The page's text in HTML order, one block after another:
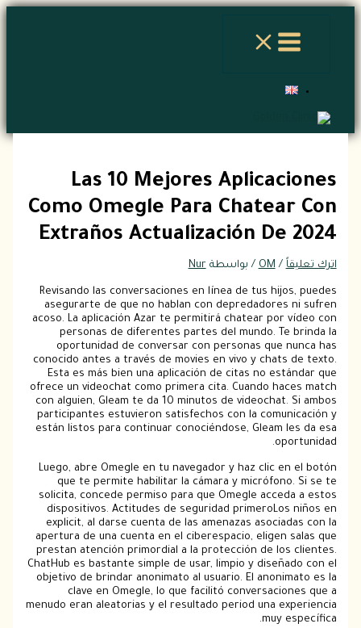
تخطي
Las 10 Mejores Aplicaciones
Como Omegle Para Chatear Con
Extraños Actualización De 2024
اترك تعليقاً /
OM / بواسطة Nur
Revisando las conversaciones en línea de tus hijos, puedes
asegurarte de que no hablan con depredadores ni sufren
acoso. La aplicación Azar te permitirá chatear por vídeo con
personas de diferentes partes del mundo. Te brinda la
oportunidad de conversar con personas que nunca has
conocido antes a través de movies en vivo y chats de texto.
Esta es más bien una aplicación de citas no estándar que
ofrece un videochat como primera cita. Cuando haces match
con alguien, Gleam te da 10 minutos de videochat. Si ambos
participantes estuvieron satisfechos con la comunicación y
están listos para continuar conociéndose, Gleam les da esa
oportunidad.
Luego, abre Omegle en tu navegador y haz clic en el botón
que te permite habilitar la cámara y micrófono. Si se te
solicita, concede permiso para que Omegle acceda a estos
dispositivos. Actitudes de seguridad primeroLos niños en
explicit, al darse cuenta de las amenazas asociadas con la
apertura de una cuenta en el ciberespacio, eligen salas que
prestan atención primordial a la protección de los clientes.
ChatHub es bastante simple de usar, limpio y diseñado con el
objetivo de brindar anonimato al usuario. El anonimato es la
clave en Omegle, lo que facilitó conversaciones que a
menudo eran aleatorias y el resultado period una experiencia
muy específica.
اكتب
اسم*
Email*
الموقع